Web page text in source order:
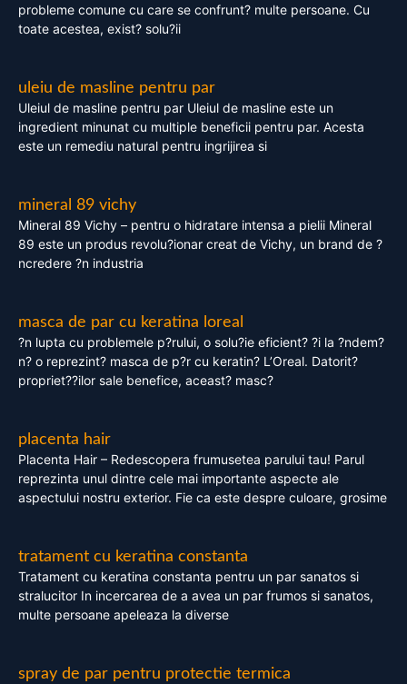
probleme comune cu care se confrunt? multe persoane. Cu
toate acestea, exist? solu?ii
uleiu de masline pentru par
Uleiul de masline pentru par Uleiul de masline este un
ingredient minunat cu multiple beneficii pentru par. Acesta
este un remediu natural pentru ingrijirea si
mineral 89 vichy
Mineral 89 Vichy – pentru o hidratare intensa a pielii Mineral
89 este un produs revolu?ionar creat de Vichy, un brand de ?
ncredere ?n industria
masca de par cu keratina loreal
?n lupta cu problemele p?rului, o solu?ie eficient? ?i la ?ndem?
n? o reprezint? masca de p?r cu keratin? L’Oreal. Datorit?
propriet??ilor sale benefice, aceast? masc?
placenta hair
Placenta Hair – Redescopera frumusetea parului tau! Parul
reprezinta unul dintre cele mai importante aspecte ale
aspectului nostru exterior. Fie ca este despre culoare, grosime
tratament cu keratina constanta
Tratament cu keratina constanta pentru un par sanatos si
stralucitor In incercarea de a avea un par frumos si sanatos,
multe persoane apeleaza la diverse
spray de par pentru protectie termica